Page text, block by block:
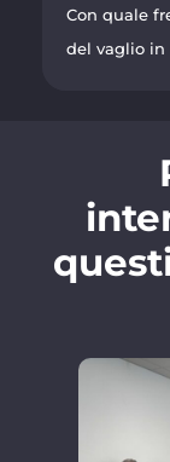
Con quale
del vaglio in